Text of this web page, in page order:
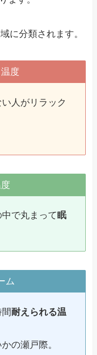
に分類されます。
度
人がリラック
で丸まって眠
ム
耐えられる温
の瀬戸際。